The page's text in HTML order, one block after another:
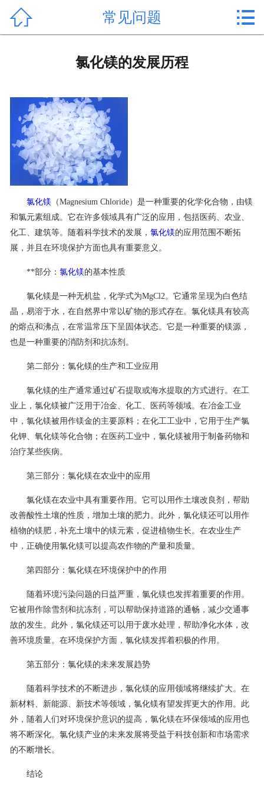
 常见问题 
氯化镁的发展历程
氯化镁 （Magnesium Chloride）是一种重要的化学化合物，由镁
和氯元素组成。它在许多领域具有广泛的应用，包括医药、农业、
化工、建筑等。随着科学技术的发展， 氯化镁的应用范围不断拓
展，并且在环境保护方面也具有重要意义。
**部分： 氯化镁的基本性质
氯化镁是一种无机盐，化学式为MgCl2。它通常呈现为白色结
晶，易溶于水，在自然界中常以矿物的形式存在。氯化镁具有较高
的熔点和沸点，在常温常压下呈固体状态。它是一种重要的镁源，
也是一种重要的消防剂和抗冻剂。
第二部分：氯化镁的生产和工业应用
氯化镁的生产通常通过矿石提取或海水提取的方式进行。在工
业上，氯化镁被广泛用于冶金、化工、医药等领域。在冶金工业
中，氯化镁被用作镁金的主要原料；在化工工业中，它用于生产氯
化钾、氧化镁等化合物；在医药工业中，氯化镁被用于制备药物和
治疗某些疾病。
第三部分：氯化镁在农业中的应用
氯化镁在农业中具有重要作用。它可以用作土壤改良剂，帮助
改善酸性土壤的性质，增加土壤的肥力。此外，氯化镁还可以用作
植物的镁肥，补充土壤中的镁元素，促进植物生长。在农业生产
中，正确使用氯化镁可以提高农作物的产量和质量。
第四部分：氯化镁在环境保护中的作用
随着环境污染问题的日益严重，氯化镁也发挥着重要的作用。
它被用作除雪剂和抗冻剂，可以帮助保持道路的通畅，减少交通事
故的发生。此外，氯化镁还可以用于废水处理，帮助净化水体，改
善环境质量。在环境保护方面，氯化镁发挥着积极的作用。
第五部分：氯化镁的未来发展趋势
随着科学技术的不断进步，氯化镁的应用领域将继续扩大。在
新材料、新能源、新技术等领域，氯化镁有望发挥更大的作用。此
外，随着人们对环境保护意识的提高，氯化镁在环保领域的应用也
将不断深化。氯化镁产业的未来发展将受益于科技创新和市场需求
的不断增长。
结论